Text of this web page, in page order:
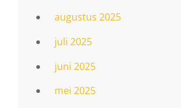
augustus 2025
juli 2025
juni 2025
mei 2025